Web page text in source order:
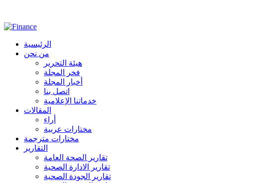
الرئيسية
من نحن
هيئة التحرير
فخر المجلة
أخبار المجلة
اتصل بنا
خدماتنا الإعلامية
المقالات
أراء
مختارات عربية
مختارات مترجمة
التقارير
تقارير الصحة العامة
تقارير الادارة الصحية
تقارير الجودة الصحية